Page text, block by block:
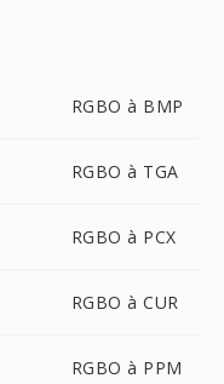
RGBO à BMP
RGBO à TGA
RGBO à PCX
RGBO à CUR
RGBO à PPM